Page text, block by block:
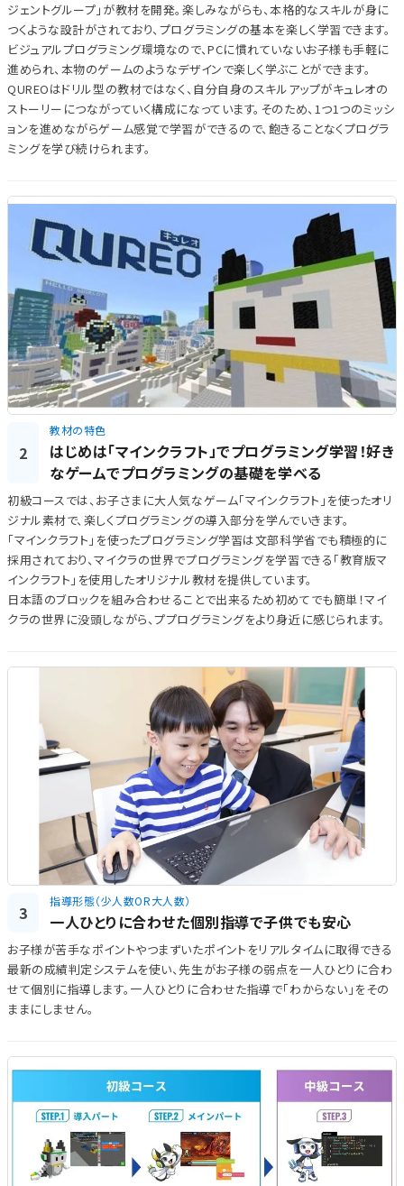
ジェントグループ」が教材を開発。楽しみながらも、本格的なスキルが身に
つくような設計がされており、プログラミングの基本を楽しく学習できます。
ビジュアルプログラミング環境なので、PCに慣れていないお子様も手軽に
進められ、本物のゲームのようなデザインで楽しく学ぶことができます。
QUREOはドリル型の教材ではなく、自分自身のスキルアップがキュレオの
ストーリーにつながっていく構成になっています。そのため、1つ1つのミッシ
ョンを進めながらゲーム感覚で学習ができるので、飽きることなくプログラ
ミングを学び続けられます。
2
教材の特色
はじめは「マインクラフト」でプログラミング学習！好き
なゲームでプログラミングの基礎を学べる
初級コースでは、お子さまに大人気なゲーム「マインクラフト」を使ったオリ
ジナル素材で、楽しくプログラミングの導入部分を学んでいきます。
「マインクラフト」を使ったプログラミング学習は文部科学省でも積極的に
採用されており、マイクラの世界でプログラミングを学習できる「教育版マ
インクラフト」を使用したオリジナル教材を提供しています。
日本語のブロックを組み合わせることで出来るため初めてでも簡単！マイ
クラの世界に没頭しながら、ププログラミングをより身近に感じられます。
3
指導形態（少人数OR大人数）
一人ひとりに合わせた個別指導で子供でも安心
お子様が苦手なポイントやつまずいたポイントをリアルタイムに取得できる
最新の成績判定システムを使い、先生がお子様の弱点を一人ひとりに合わ
せて個別に指導します。一人ひとりに合わせた指導で「わからない」をその
ままにしません。